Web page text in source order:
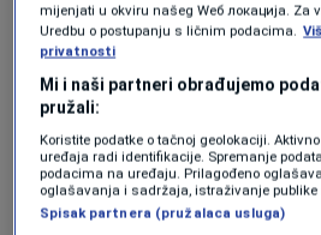
Neki drugi svijet:
OSTALI SPORTOVI| 16. dec.
Shiffrin ispisala
došla do 100.
OSTALI SPORTOVI|23.
mijenjati u okviru našeg Wеб локација. Za
Uredbu o postupanju s ličnim podacima.
privatnosti
Mi i naši partneri obrađujemo
pružali:
Koristite podatke o tačnoj geolokaciji.
uređaja radi identifikacije. Spremanje
podacima na uređaju. Prilagođeno
oglašavanja i sadržaja, istraživanje
Spisak partnera (pružalaca usluga)